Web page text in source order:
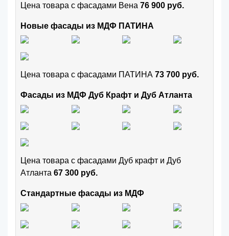
Цена товара с фасадами Вена 76 900 руб.
Новые фасады из МДФ ПАТИНА
Цена товара с фасадами ПАТИНА 73 700 руб.
Фасады из МДФ Дуб Крафт и Дуб Атланта
Цена товара с фасадами Дуб крафт и Дуб
Атланта 67 300 руб.
Стандартные фасады из МДФ